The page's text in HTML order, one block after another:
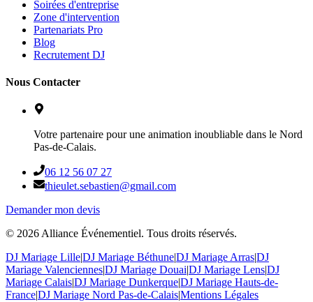
Soirées d'entreprise
Zone d'intervention
Partenariats Pro
Blog
Recrutement DJ
Nous Contacter
Votre partenaire pour une animation inoubliable dans le Nord
Pas-de-Calais.
06 12 56 07 27
thieulet.sebastien@gmail.com
Demander mon devis
© 2026 Alliance Événementiel. Tous droits réservés.
DJ Mariage Lille|DJ Mariage Béthune|DJ Mariage Arras|DJ
Mariage Valenciennes|DJ Mariage Douai|DJ Mariage Lens|DJ
Mariage Calais|DJ Mariage Dunkerque|DJ Mariage Hauts-de-
France|DJ Mariage Nord Pas-de-Calais|Mentions Légales